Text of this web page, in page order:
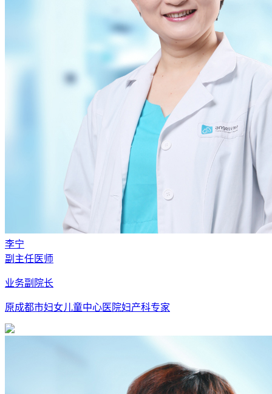
李宁
副主任医师
业务副院长
原成都市妇女儿童中心医院妇产科专家